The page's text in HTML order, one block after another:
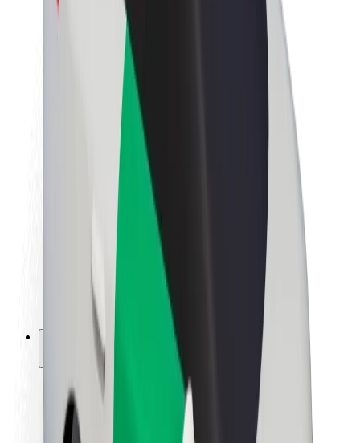
Acerca de Bolt
Sostenibilidad en Bolt
Project Zero
Sala de prensa
Directrices de la marca
Relación con inversores
Liderazgo
Medios
Fondo Urbano
Seguridad para usuarios
Seguridad para conductores
Seguridad para patinetes